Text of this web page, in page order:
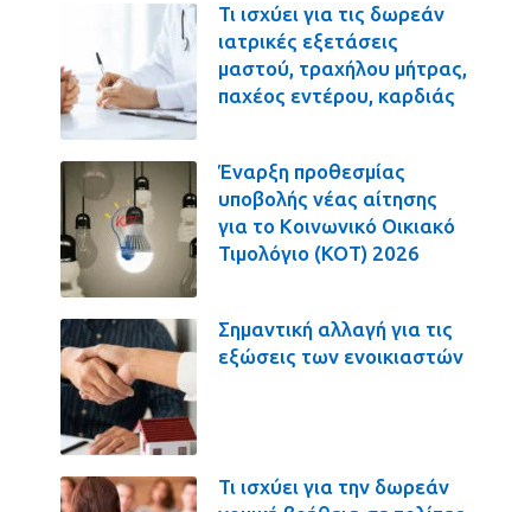
Τι ισχύει για τις δωρεάν
ιατρικές εξετάσεις
μαστού, τραχήλου μήτρας,
παχέος εντέρου, καρδιάς
Έναρξη προθεσμίας
υποβολής νέας αίτησης
για το Κοινωνικό Οικιακό
Τιμολόγιο (ΚΟΤ) 2026
Σημαντική αλλαγή για τις
εξώσεις των ενοικιαστών
Τι ισχύει για την δωρεάν